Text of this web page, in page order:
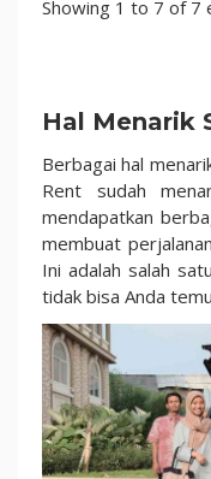
Showing 1 to 7 of 7
Hal Menarik
Berbagai hal
Rent sudah
mendapatkan
membuat
Ini adalah salah
tidak bisa Anda